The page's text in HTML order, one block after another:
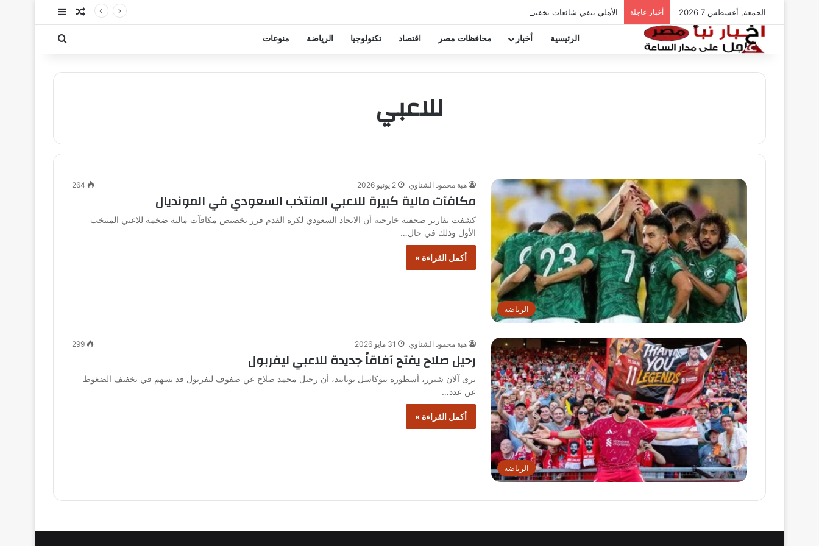
الجمعة, أغسطس 7 2026 أخبار عاجلة الأهلي ينفي شائعات تخفيض عقود زيزو والشناوي مقال عشوائي
إضافة عمود
الرئيسية أخبار محافظات مصر اقتصاد تكنولوجيا الرياضة منوعات بحث عن
للاعبي
الرياضة
هبة محمود الشناوي 2 يونيو 2026 264
مكافآت مالية كبيرة للاعبي المنتخب السعودي في المونديال
كشفت تقارير صحفية خارجية أن الاتحاد السعودي لكرة القدم قرر تخصيص مكافآت مالية ضخمة للاعبي المنتخب
الأول وذلك في حال…
أكمل القراءة »
الرياضة
هبة محمود الشناوي 31 مايو 2026 299
رحيل صلاح يفتح آفاقاً جديدة للاعبي ليفربول
يرى آلان شيرر، أسطورة نيوكاسل يونايتد، أن رحيل محمد صلاح عن صفوف ليفربول قد يسهم في تخفيف الضغوط
عن عدد…
أكمل القراءة »